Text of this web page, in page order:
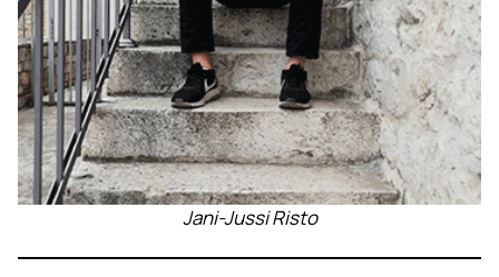
Jani-Jussi Risto